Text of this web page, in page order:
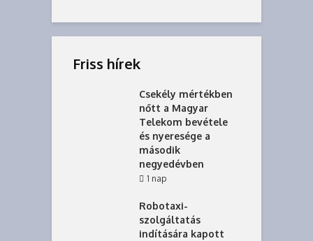
Friss hírek
Csekély mértékben
nőtt a Magyar
Telekom bevétele
és nyeresége a
második
negyedévben
1 nap
Robotaxi-
szolgáltatás
indítására kapott